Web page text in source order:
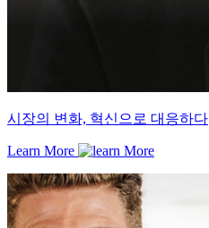
시장의 변화, 혁신으로 대응하다
Learn More